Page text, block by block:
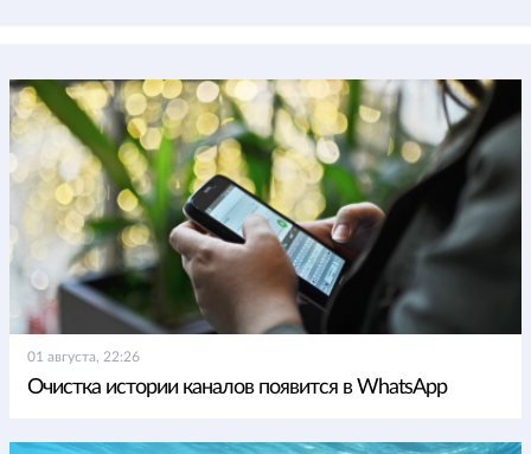
01 августа, 22:26
Очистка истории каналов появится в WhatsApp